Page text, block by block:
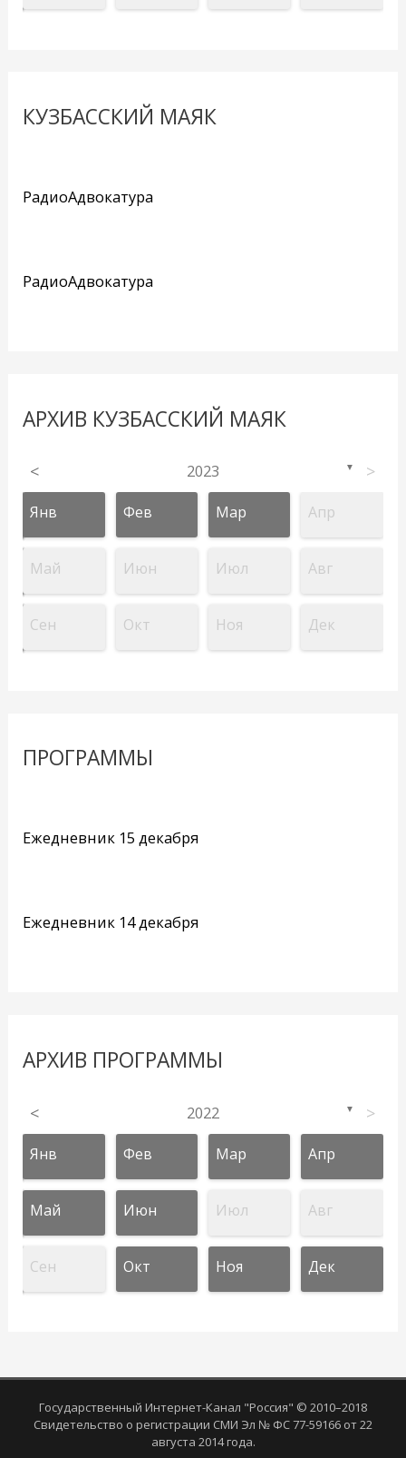
КУЗБАССКИЙ МАЯК
РадиоАдвокатура
РадиоАдвокатура
АРХИВ КУЗБАССКИЙ МАЯК
< 2023 ▼ >
Янв Фев Мар Апр
Май Июн Июл Авг
Сен Окт Ноя Дек
ПРОГРАММЫ
Ежедневник 15 декабря
Ежедневник 14 декабря
АРХИВ ПРОГРАММЫ
< 2022 ▼ >
Янв Фев Мар Апр
Май Июн Июл Авг
Сен Окт Ноя Дек
Государственный Интернет-Канал "Россия" © 2010–2018
Свидетельство о регистрации СМИ Эл № ФС 77-59166 от 22
августа 2014 года.